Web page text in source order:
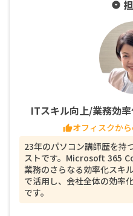
arrow_drop_down_circle
ITスキル向上/業務効
thumb_upオフィスクか
23年のパソコン講師歴を持
ストです。Microsoft 365
業務のさらなる効率化スキ
で活用し、会社全体の効率
です。